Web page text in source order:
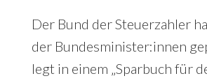
Der Bund der Steuerzahler
der Bundesminister:innen
legt in einem „Sparbuch für